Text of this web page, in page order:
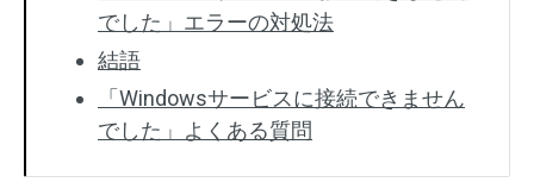
でした」エラーの対処法
結語
「Windowsサービスに接続できません
でした」よくある質問